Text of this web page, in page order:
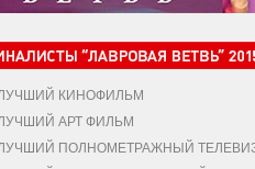
КИНОФИЛЬМ
АРТ ФИЛЬМ
ПОЛНОМЕТРАЖНЫЙ